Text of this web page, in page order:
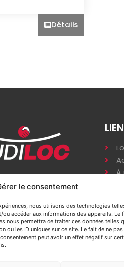
le consentement
nous utilisons des technologies
accéder aux informations des appareils. Le
nous permettra de traiter des données telles
ou les ID uniques sur ce site. Le fait de ne pas
peut avoir un effet négatif sur
Détails
86530
en-Châtellerault
53 91
À